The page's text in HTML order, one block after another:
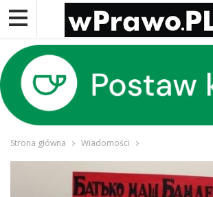
Strona główna Wiadomości